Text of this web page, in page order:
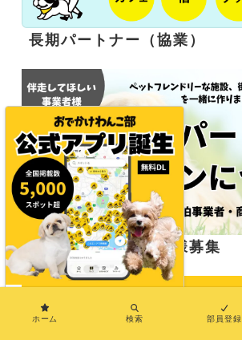
長期パートナー（協業）
応援サポーター企業様募集
ホーム 検索 部員登録